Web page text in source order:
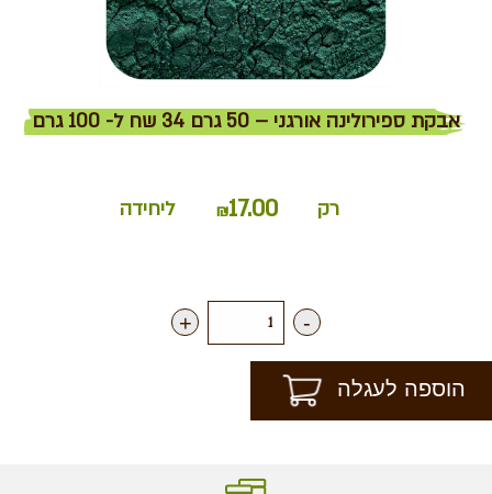
אבקת ספירולינה אורגני – 50 גרם 34 שח ל- 100 גרם
רק ₪17.00 ליחידה
-
+
הוספה לעגלה